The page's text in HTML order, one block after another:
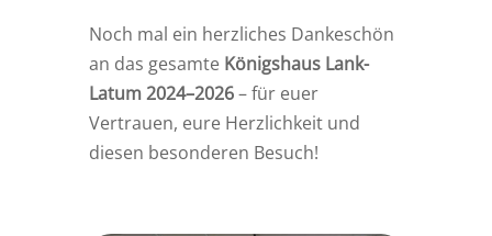
Noch mal ein herzliches Dankeschön
an das gesamte Königshaus Lank-
Latum 2024–2026– für euer
Vertrauen, eure Herzlichkeit und
diesen besonderen Besuch!